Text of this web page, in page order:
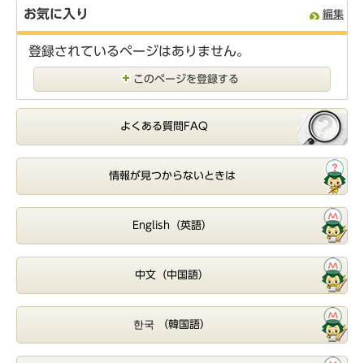
お気に入り 編集
登録されているページはありません。
このページを登録する
よくある質問FAQ
情報が見つからないときは
English（英語）
中文（中国語）
한국 （韓国語）